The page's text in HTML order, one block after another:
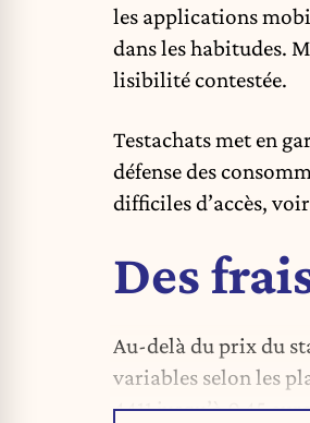
les applications
dans les habitudes.
lisibilité contestée.
Testachats met en
défense des
difficiles d’accès,
Des
Au-delà du prix du
variables selon les
4411 jusqu’à 0,45